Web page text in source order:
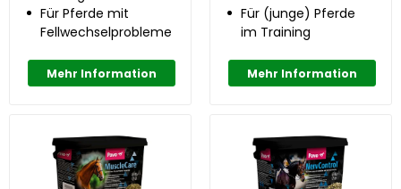
Vitaminen
Für Pferde mit
Fellwechselproblemen
Mehr Information
Muskelaufbau
Für (junge) Pferde
im Training
Mehr Information